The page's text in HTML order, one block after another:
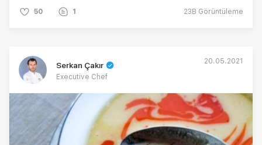
50 1 23B Görüntüleme
Serkan Çakır
Executive Chef
20.05.2021